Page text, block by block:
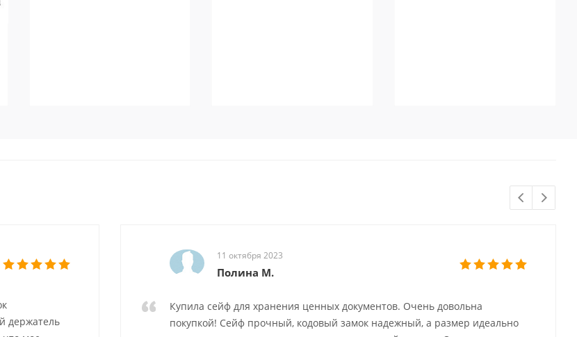
держатель
11 октября 2023
Полина М.
Купила сейф для хранения ценных документов. Очень довольна
покупкой! Сейф прочный, кодовый замок надежный, а размер идеально